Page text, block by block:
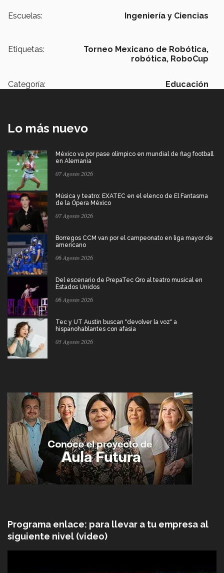
Escuelas: Ingeniería y Ciencias
Etiquetas:
Torneo Mexicano de Robótica,
robótica, RoboCup
Categoría: Educación
Lo más nuevo
México va por pase olímpico en mundial de flag football
en Alemania
07 Agosto 2026
Música y teatro: EXATEC en el elenco de El Fantasma
de la Ópera México
07 Agosto 2026
Borregos CCM van por el campeonato en liga mayor de
americano
06 Agosto 2026
Del escenario de PrepaTec Qro al teatro musical en
Estados Unidos
06 Agosto 2026
Tec y UT Austin buscan "devolver la voz" a
hispanohablantes con afasia
05 Agosto 2026
Programa enlace: para llevar a tu empresa al
siguiente nivel (video)